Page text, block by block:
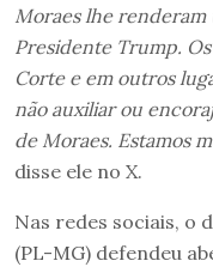
Moraes lhe renderam
Presidente Trump.
Corte e em outros
não auxiliar ou
de Moraes. Estamos
disse ele no X.
Nas redes sociais, o
(PL-MG) defendeu